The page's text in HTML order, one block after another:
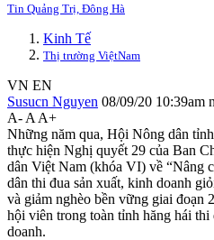
Tin Quảng Trị, Đông Hà
Kinh Tế
Thị trường ViệtNam
VN EN
Susucn Nguyen 08/09/20 10:39am
A- A A+
Những năm qua, Hội Nông dân
thực hiện Nghị quyết 29 của Ban
dân Việt Nam (khóa VI) về “Nâng
dân thi đua sản xuất, kinh doanh
và giảm nghèo bền vững giai đoạn
hội viên trong toàn tỉnh hăng hái thi
doanh.